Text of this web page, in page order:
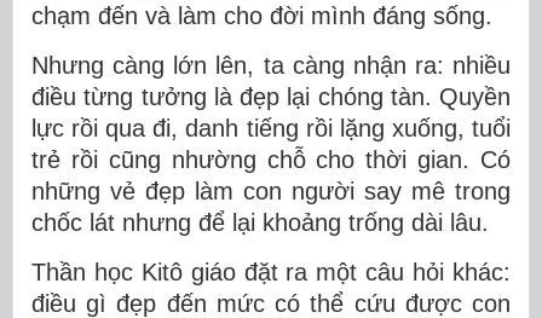
chạm đến và làm cho đời mình đáng sống.
Nhưng càng lớn lên, ta càng nhận ra: nhiều
điều từng tưởng là đẹp lại chóng tàn. Quyền
lực rồi qua đi, danh tiếng rồi lặng xuống, tuổi
trẻ rồi cũng nhường chỗ cho thời gian. Có
những vẻ đẹp làm con người say mê trong
chốc lát nhưng để lại khoảng trống dài lâu.
Thần học Kitô giáo đặt ra một câu hỏi khác:
điều gì đẹp đến mức có thể cứu được con